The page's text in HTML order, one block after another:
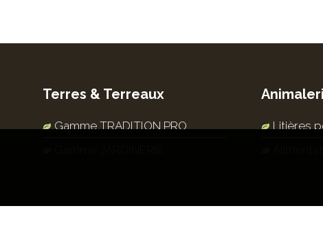
Terres & Terreaux
Gamme TRADITION PRO
Litières